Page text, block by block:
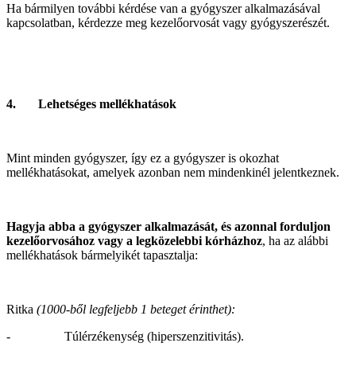
Ha bármilyen további kérdése van a gyógyszer alkalmazásával
kapcsolatban, kérdezze meg kezelőorvosát vagy gyógyszerészét.
4. Lehetséges mellékhatások
Mint minden gyógyszer, így ez a gyógyszer is okozhat
mellékhatásokat, amelyek azonban nem mindenkinél jelentkeznek.
Hagyja abba a gyógyszer alkalmazását, és azonnal forduljon
kezelőorvosához vagy a legközelebbi kórházhoz, ha az alábbi
mellékhatások bármelyikét tapasztalja:
Ritka (1000-ből legfeljebb 1 beteget érinthet):
- Túlérzékenység (hiperszenzitivitás).